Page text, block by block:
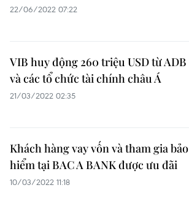
22/06/2022 07:22
VIB huy động 260 triệu USD từ ADB
và các tổ chức tài chính châu Á
21/03/2022 02:35
Khách hàng vay vốn và tham gia bảo
hiểm tại BAC A BANK được ưu đãi
10/03/2022 11:18